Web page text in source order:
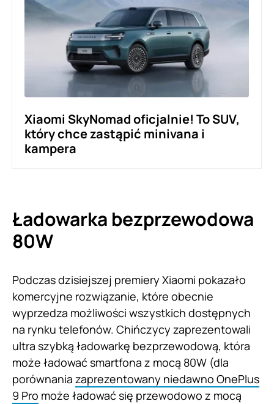
Xiaomi SkyNomad oficjalnie! To SUV,
który chce zastąpić minivana i
kampera
Ładowarka bezprzewodowa
80W
Podczas dzisiejszej premiery Xiaomi pokazało
komercyjne rozwiązanie, które obecnie
wyprzedza możliwości wszystkich dostępnych
na rynku telefonów. Chińczycy zaprezentowali
ultra szybką ładowarkę bezprzewodową, która
może ładować smartfona z mocą 80W (dla
porównania zaprezentowany niedawno OnePlus
9 Pro może ładować się przewodowo z mocą